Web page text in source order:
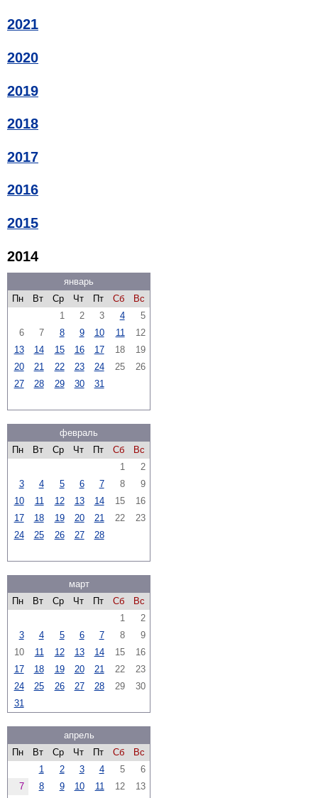
2021
2020
2019
2018
2017
2016
2015
2014
январь
Пн
Вт Ср Чт Пт Сб
Вс
1
2 3 4
5
6
7 8 9 10 11
12
13
14 15 16 17 18
19
20
21 22 23 24 25
26
27
28 29 30 31
февраль
Пн
Вт Ср Чт Пт Сб
Вс
1
2
3
4 5 6 7 8
9
10
11 12 13 14 15
16
17
18 19 20 21 22
23
24
25 26 27 28
март
Пн
Вт Ср Чт Пт Сб
Вс
1
2
3
4 5 6 7 8
9
10
11 12 13 14 15
16
17
18 19 20 21 22
23
24
25 26 27 28 29
30
31
апрель
Пн
Вт Ср Чт Пт Сб
Вс
1
2 3 4 5
6
7
8 9 10 11 12 13